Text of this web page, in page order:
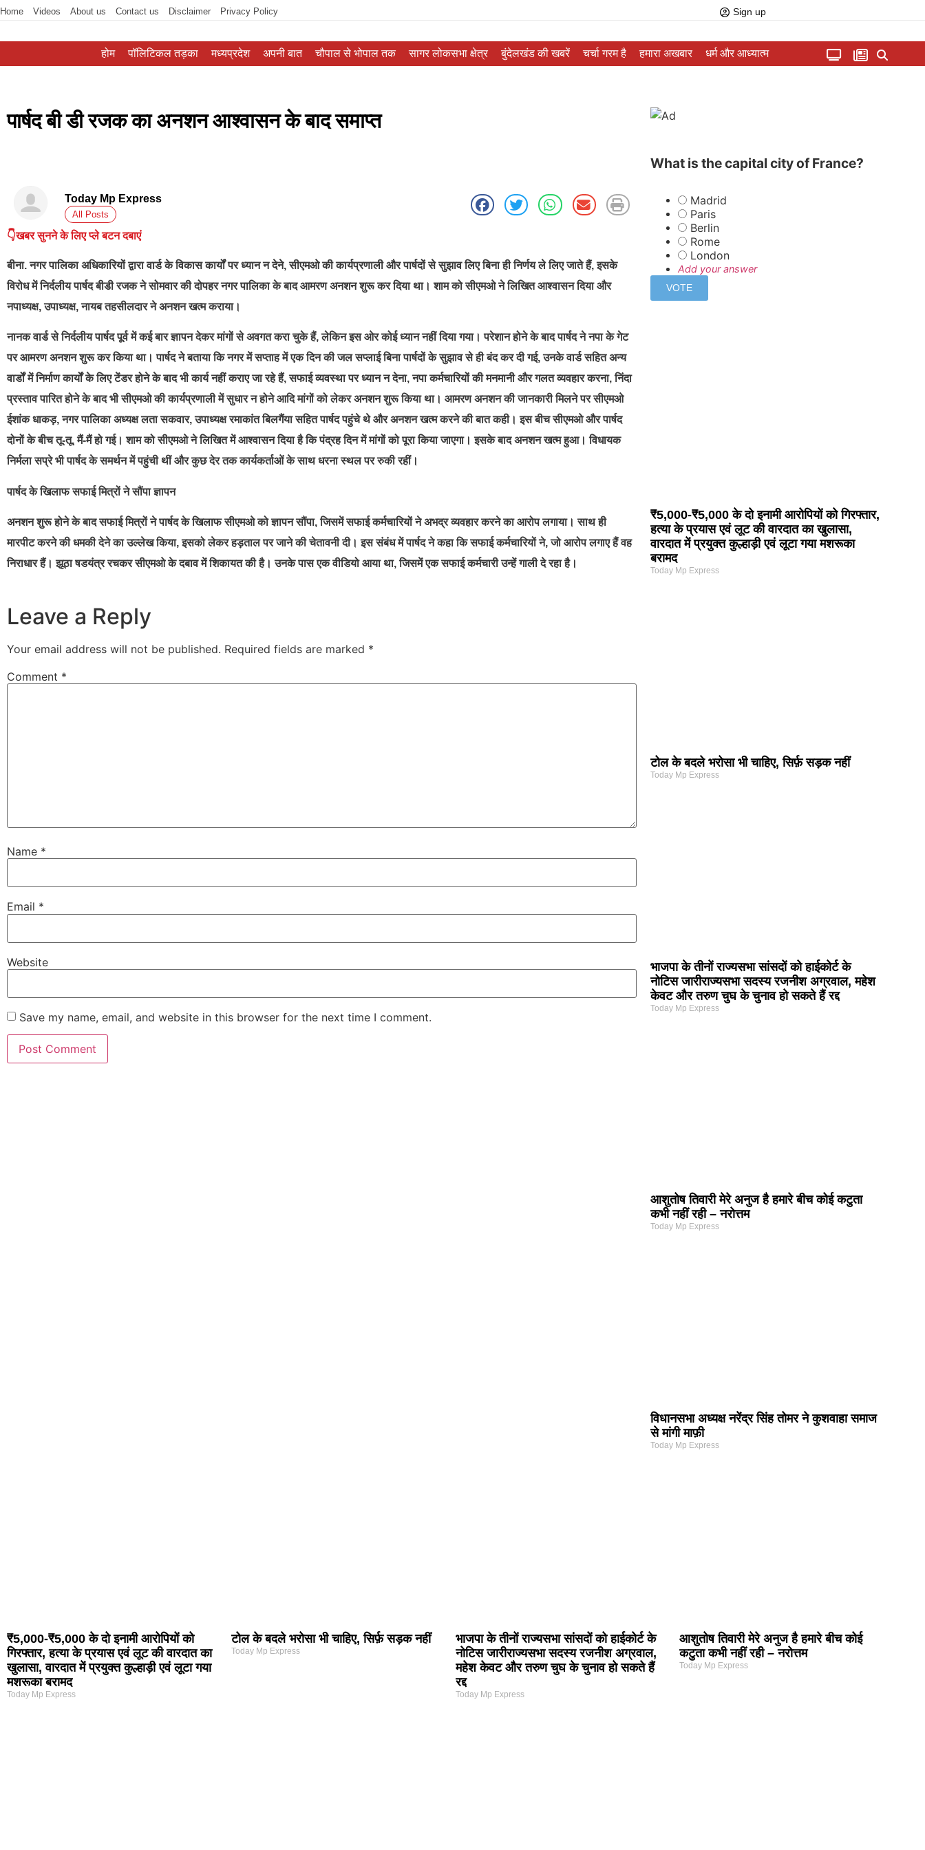
Home Videos About us Contact us Disclaimer Privacy Policy Sign up
होम पॉलिटिकल तड़का मध्यप्रदेश अपनी बात चौपाल से भोपाल तक सागर लोकसभा क्षेत्र बुंदेलखंड की खबरें चर्चा गरम है हमारा अखबार धर्म और आध्यात्म
पार्षद बी डी रजक का अनशन आश्वासन के बाद समाप्त
Today Mp Express
All Posts
👇खबर सुनने के लिए प्ले बटन दबाएं
बीना. नगर पालिका अधिकारियों द्वारा वार्ड के विकास कार्यों पर ध्यान न देने, सीएमओ की कार्यप्रणाली और पार्षदों से सुझाव लिए बिना ही निर्णय ले लिए जाते हैं, इसके
विरोध में निर्दलीय पार्षद बीडी रजक ने सोमवार की दोपहर नगर पालिका के बाद आमरण अनशन शुरू कर दिया था। शाम को सीएमओ ने लिखित आश्वासन दिया और
नपाध्यक्ष, उपाध्यक्ष, नायब तहसीलदार ने अनशन खत्म कराया।
नानक वार्ड से निर्दलीय पार्षद पूर्व में कई बार ज्ञापन देकर मांगों से अवगत करा चुके हैं, लेकिन इस ओर कोई ध्यान नहीं दिया गया। परेशान होने के बाद पार्षद ने नपा के गेट
पर आमरण अनशन शुरू कर किया था। पार्षद ने बताया कि नगर में सप्ताह में एक दिन की जल सप्लाई बिना पार्षदों के सुझाव से ही बंद कर दी गई, उनके वार्ड सहित अन्य
वार्डों में निर्माण कार्यों के लिए टेंडर होने के बाद भी कार्य नहीं कराए जा रहे हैं, सफाई व्यवस्था पर ध्यान न देना, नपा कर्मचारियों की मनमानी और गलत व्यवहार करना, निंदा
प्रस्ताव पारित होने के बाद भी सीएमओ की कार्यप्रणाली में सुधार न होने आदि मांगों को लेकर अनशन शुरू किया था। आमरण अनशन की जानकारी मिलने पर सीएमओ
ईशांक धाकड़, नगर पालिका अध्यक्ष लता सकवार, उपाध्यक्ष रमाकांत बिलगैंया सहित पार्षद पहुंचे थे और अनशन खत्म करने की बात कही। इस बीच सीएमओ और पार्षद
दोनों के बीच तू-तू, मैं-मैं हो गई। शाम को सीएमओ ने लिखित में आश्वासन दिया है कि पंद्रह दिन में मांगों को पूरा किया जाएगा। इसके बाद अनशन खत्म हुआ। विधायक
निर्मला सप्रे भी पार्षद के समर्थन में पहुंची थीं और कुछ देर तक कार्यकर्ताओं के साथ धरना स्थल पर रुकी रहीं।
पार्षद के खिलाफ सफाई मित्रों ने सौंपा ज्ञापन
अनशन शुरू होने के बाद सफाई मित्रों ने पार्षद के खिलाफ सीएमओ को ज्ञापन सौंपा, जिसमें सफाई कर्मचारियों ने अभद्र व्यवहार करने का आरोप लगाया। साथ ही
मारपीट करने की धमकी देने का उल्लेख किया, इसको लेकर हड़ताल पर जाने की चेतावनी दी। इस संबंध में पार्षद ने कहा कि सफाई कर्मचारियों ने, जो आरोप लगाए हैं वह
निराधार हैं। झूठा षडयंत्र रचकर सीएमओ के दबाव में शिकायत की है। उनके पास एक वीडियो आया था, जिसमें एक सफाई कर्मचारी उन्हें गाली दे रहा है।
Leave a Reply
Your email address will not be published. Required fields are marked *
Comment *
Name *
Email *
Website
Save my name, email, and website in this browser for the next time I comment.
What is the capital city of France?
Madrid
Paris
Berlin
Rome
London
Add your answer
₹5,000-₹5,000 के दो इनामी आरोपियों को गिरफ्तार,
हत्या के प्रयास एवं लूट की वारदात का खुलासा,
वारदात में प्रयुक्त कुल्हाड़ी एवं लूटा गया मशरूका
बरामद
Today Mp Express
टोल के बदले भरोसा भी चाहिए, सिर्फ़ सड़क नहीं
Today Mp Express
भाजपा के तीनों राज्यसभा सांसदों को हाईकोर्ट के
नोटिस जारीराज्यसभा सदस्य रजनीश अग्रवाल, महेश
केवट और तरुण चुघ के चुनाव हो सकते हैं रद्द
Today Mp Express
आशुतोष तिवारी मेरे अनुज है हमारे बीच कोई कटुता
कभी नहीं रही – नरोत्तम
Today Mp Express
विधानसभा अध्यक्ष नरेंद्र सिंह तोमर ने कुशवाहा समाज
से मांगी माफ़ी
Today Mp Express
₹5,000-₹5,000 के दो इनामी आरोपियों को
गिरफ्तार, हत्या के प्रयास एवं लूट की वारदात का
खुलासा, वारदात में प्रयुक्त कुल्हाड़ी एवं लूटा गया
मशरूका बरामद
Today Mp Express
टोल के बदले भरोसा भी चाहिए, सिर्फ़ सड़क नहीं
Today Mp Express
भाजपा के तीनों राज्यसभा सांसदों को हाईकोर्ट के
नोटिस जारीराज्यसभा सदस्य रजनीश अग्रवाल,
महेश केवट और तरुण चुघ के चुनाव हो सकते हैं
रद्द
Today Mp Express
आशुतोष तिवारी मेरे अनुज है हमारे बीच कोई
कटुता कभी नहीं रही – नरोत्तम
Today Mp Express